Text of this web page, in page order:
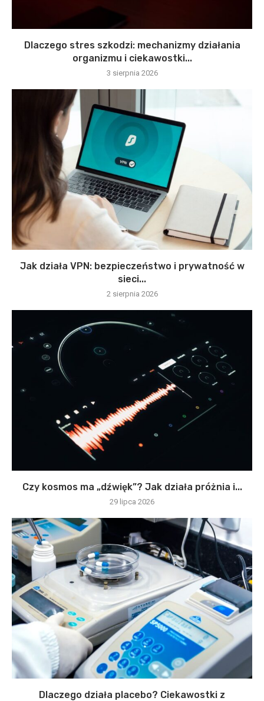
Dlaczego stres szkodzi: mechanizmy działania
organizmu i ciekawostki...
3 sierpnia 2026
Jak działa VPN: bezpieczeństwo i prywatność w
sieci...
2 sierpnia 2026
Czy kosmos ma „dźwięk”? Jak działa próżnia i...
29 lipca 2026
Dlaczego działa placebo? Ciekawostki z